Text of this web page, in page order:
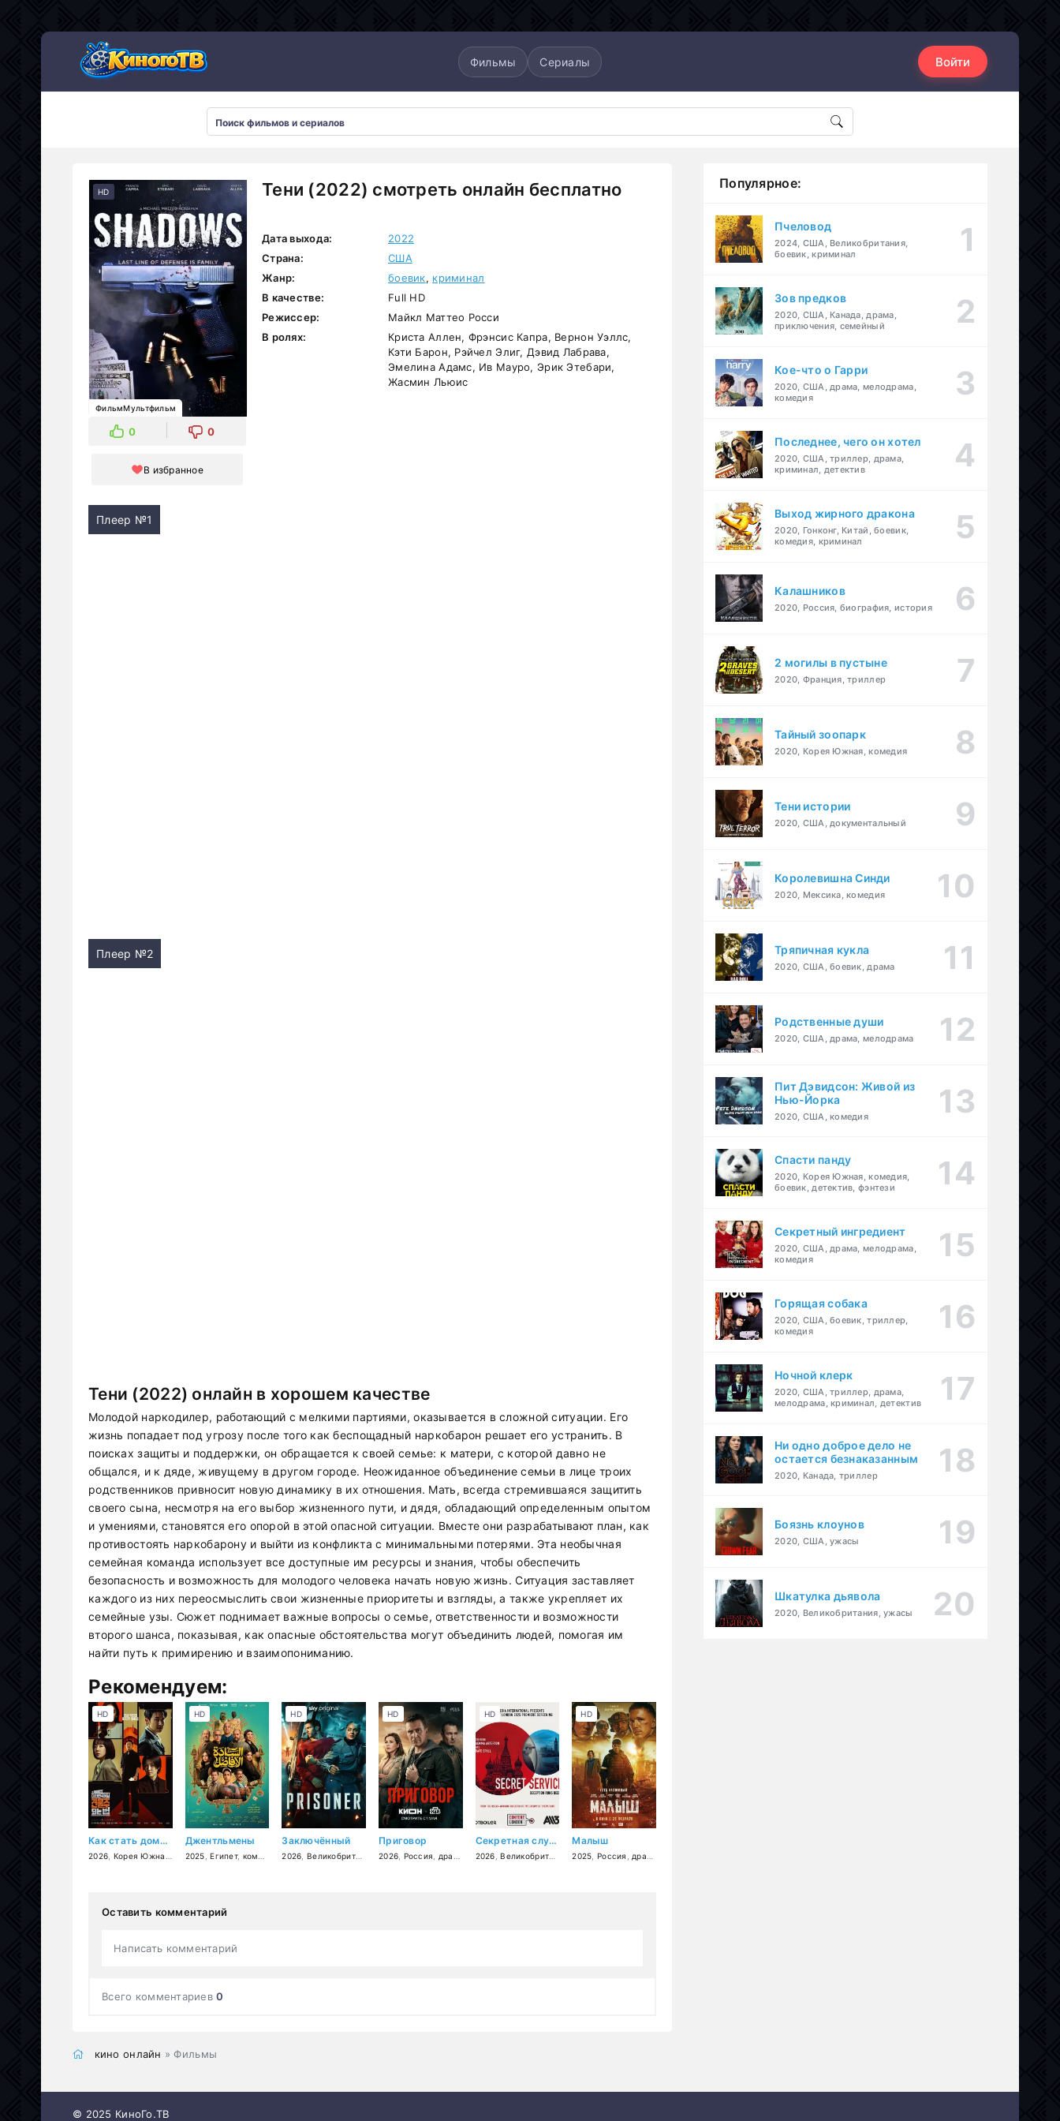
Фильмы Сериалы Войти
Тени (2022) смотреть онлайн бесплатно
HD
ФильмМультфильм
0 0
В избранное
Дата выхода:
2022
Страна:
США
Жанр:
боевик, криминал
В качестве:
Full HD
Режиссер:
Майкл Маттео Росси
В ролях:
Криста Аллен, Фрэнсис Капра, Вернон Уэллс,
Кэти Барон, Рэйчел Элиг, Дэвид Лабрава,
Эмелина Адамс, Ив Мауро, Эрик Этебари,
Жасмин Льюис
Плеер №1
Плеер №2
Тени (2022) онлайн в хорошем качестве
Молодой наркодилер, работающий с мелкими партиями, оказывается в сложной ситуации. Его
жизнь попадает под угрозу после того как беспощадный наркобарон решает его устранить. В
поисках защиты и поддержки, он обращается к своей семье: к матери, с которой давно не
общался, и к дяде, живущему в другом городе. Неожиданное объединение семьи в лице троих
родственников привносит новую динамику в их отношения. Мать, всегда стремившаяся защитить
своего сына, несмотря на его выбор жизненного пути, и дядя, обладающий определенным опытом
и умениями, становятся его опорой в этой опасной ситуации. Вместе они разрабатывают план, как
противостоять наркобарону и выйти из конфликта с минимальными потерями. Эта необычная
семейная команда использует все доступные им ресурсы и знания, чтобы обеспечить
безопасность и возможность для молодого человека начать новую жизнь. Ситуация заставляет
каждого из них переосмыслить свои жизненные приоритеты и взгляды, а также укрепляет их
семейные узы. Сюжет поднимает важные вопросы о семье, ответственности и возможности
второго шанса, показывая, как опасные обстоятельства могут объединить людей, помогая им
найти путь к примирению и взаимопониманию.
Рекомендуем:
Как стать домовладельцем в Корее
2026 Корея Южная криминал,комедия, триллер
HD
Джентльмены
2025 ,Египет, комедия
HD
Заключённый
2026 Великобритания ,боевик,триллер, криминал
HD
Приговор
2026 Россия драма криминал,триллер
HD
Секретная служба
2026 ,Великобритания ,триллер,драма
HD
Малыш
2025 Россия драма
HD
Оставить комментарий
Написать комментарий
Всего комментариев0
кино онлайн » Фильмы
Популярное:
Пчеловод
2024, США, Великобритания,
боевик, криминал
Зов предков
2020, США, Канада, драма,
приключения, семейный
Кое-что о Гарри
2020, США, драма, мелодрама,
комедия
Последнее, чего он хотел
2020, США, триллер, драма,
криминал, детектив
Выход жирного дракона
2020, Гонконг, Китай, боевик,
комедия, криминал
Калашников
2020, Россия, биография, история
2 могилы в пустыне
2020, Франция, триллер
Тайный зоопарк
2020, Корея Южная, комедия
Тени истории
2020, США, документальный
Королевишна Синди
2020, Мексика, комедия
Тряпичная кукла
2020, США, боевик, драма
Родственные души
2020, США, драма, мелодрама
Пит Дэвидсон: Живой из
Нью-Йорка
2020, США, комедия
Спасти панду
2020, Корея Южная, комедия,
боевик, детектив, фэнтези
Секретный ингредиент
2020, США, драма, мелодрама,
комедия
Горящая собака
2020, США, боевик, триллер,
комедия
Ночной клерк
2020, США, триллер, драма,
мелодрама, криминал, детектив
Ни одно доброе дело не
остается безнаказанным
2020, Канада, триллер
Боязнь клоунов
2020, США, ужасы
Шкатулка дьявола
2020, Великобритания, ужасы
© 2025 КиноГо.ТВ